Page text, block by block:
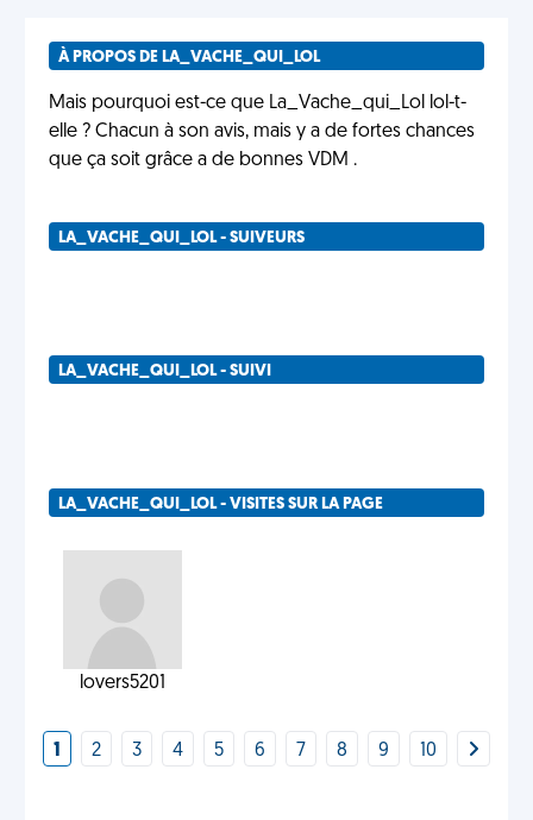
À PROPOS DE LA_VACHE_QUI_LOL
Mais pourquoi est-ce que La_Vache_qui_Lol lol-t-
elle ? Chacun à son avis, mais y a de fortes chances
que ça soit grâce a de bonnes VDM .
LA_VACHE_QUI_LOL - SUIVEURS
LA_VACHE_QUI_LOL - SUIVI
LA_VACHE_QUI_LOL - VISITES SUR LA PAGE
lovers5201
1 2 3 4 5 6 7 8 9 10